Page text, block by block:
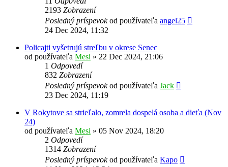
2193 Zobrazení
Posledný príspevokod používateľa angel25
24 Dec 2024, 11:32
Policajti vyšetrujú streľbu v okrese Senec
od používateľa Mesi » 22 Dec 2024, 21:06
1 Odpovedí
832 Zobrazení
Posledný príspevokod používateľa Jack
23 Dec 2024, 11:19
V Rokytove sa strieľalo, zomrela dospelá osoba a dieťa (Nov
24)
od používateľa Mesi » 05 Nov 2024, 18:20
2 Odpovedí
1314 Zobrazení
Posledný príspevokod používateľa Kapo